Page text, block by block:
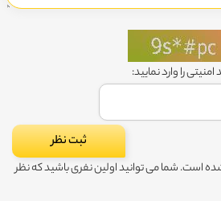
امنیتی را وارد نمایید:
است. شما می توانید اولین نفری باشید که نظر